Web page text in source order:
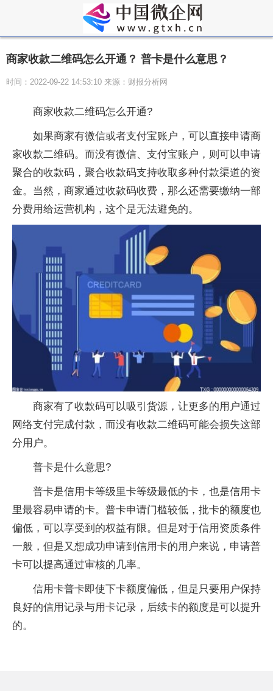
商家收款二维码怎么开通？ 普卡是什么意思？
时间：2022-09-22 14:53:10 来源：财报分析网
商家收款二维码怎么开通?
如果商家有微信或者支付宝账户，可以直接申请商
家收款二维码。而没有微信、支付宝账户，则可以申请
聚合的收款码，聚合收款码支持收取多种付款渠道的资
金。当然，商家通过收款码收费，那么还需要缴纳一部
分费用给运营机构，这个是无法避免的。
商家有了收款码可以吸引货源，让更多的用户通过
网络支付完成付款，而没有收款二维码可能会损失这部
分用户。
普卡是什么意思?
普卡是信用卡等级里卡等级最低的卡，也是信用卡
里最容易申请的卡。普卡申请门槛较低，批卡的额度也
偏低，可以享受到的权益有限。但是对于信用资质条件
一般，但是又想成功申请到信用卡的用户来说，申请普
卡可以提高通过审核的几率。
信用卡普卡即使下卡额度偏低，但是只要用户保持
良好的信用记录与用卡记录，后续卡的额度是可以提升
的。